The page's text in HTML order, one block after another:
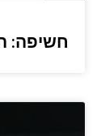
חשיפה: